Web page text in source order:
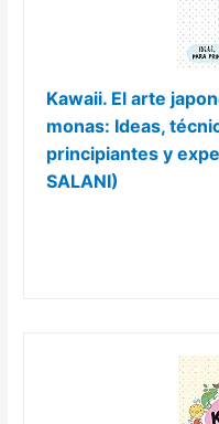
Kawaii. El arte
monas: Ideas,
principiantes y
SALANI)